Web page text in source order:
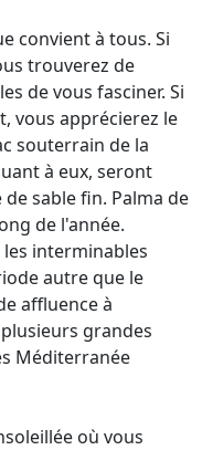
convient à tous. Si
trouverez de
de vous fasciner. Si
vous apprécierez le
souterrain de la
à eux, seront
sable fin. Palma de
de l'année.
interminables
autre que le
affluence à
grandes
Méditerranée
où vous